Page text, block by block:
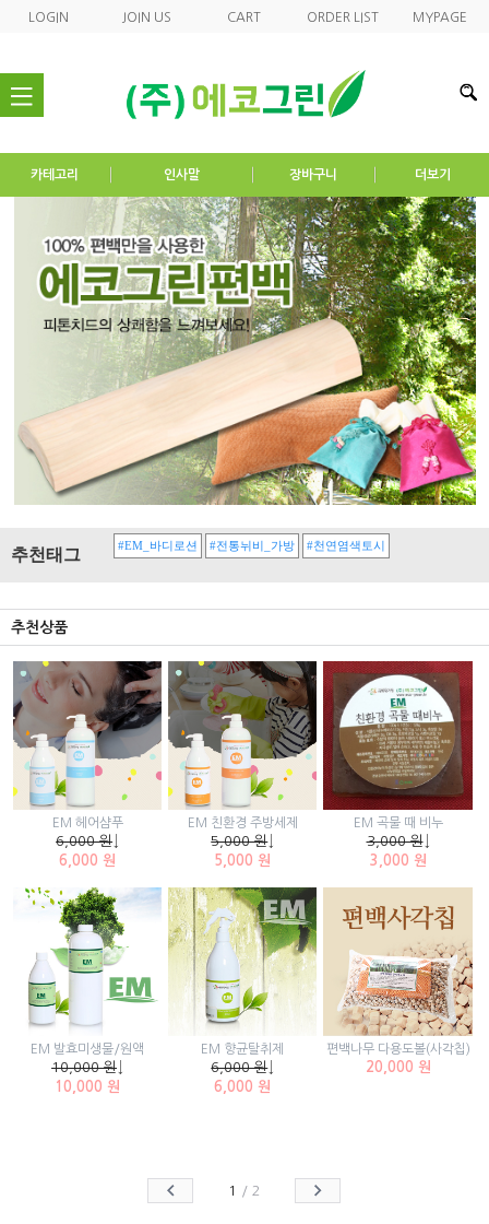
LOGIN JOIN US CART ORDER LIST MYPAGE
카테고리 인사말 장바구니 더보기
nav
추천태그 #EM_바디로션 #전통뉘비_가방 #천연염색토시
추천상품
EM 헤어샴푸
6,000 원
6,000 원
EM 친환경 주방세제
5,000 원↓
5,000 원
EM 곡물 때 비누
3,000 원↓
3,000 원
EM 발효미생물/원액
10,000 원
10,000 원
EM 향균탈취제
6,000 원↓
6,000 원
편백나무 다용도볼(사각칩)
20,000 원
1 / 2